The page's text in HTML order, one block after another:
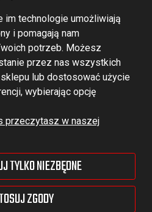
im technologie umożliwiają
i pomagają nam
potrzeb. Możesz
przez nas wszystkich
lub dostosować użycie
wybierając opcję
przeczytasz w naszej
TYLKO NIEZBĘDNE
ZGODY